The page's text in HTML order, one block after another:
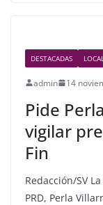
o
o
k
DESTACADAS LOCAL
admin 14
Pide
vigilar
Fin
Redacción/SV
PRD, Perla